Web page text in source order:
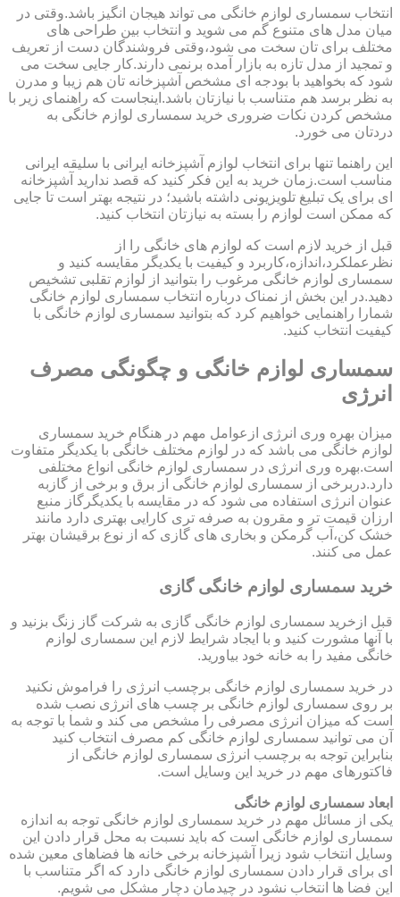
انتخاب سمساری لوازم خانگی می تواند هیجان انگیز باشد.وقتی در
میان مدل های متنوع گم می شوید و انتخاب بین طراحی های
مختلف برای تان سخت می شود،وقتی فروشندگان دست از تعریف
و تمجید از مدل تازه به بازار آمده برنمی دارند.کار جایی سخت می
شود که بخواهید با بودجه ای مشخص آشپزخانه تان هم زیبا و مدرن
به نظر برسد هم متناسب با نیازتان باشد.اینجاست که راهنمای زیر با
مشخص کردن نکات ضروری خرید سمساری لوازم خانگی به
دردتان می خورد.
این راهنما تنها برای انتخاب لوازم آشپزخانه ایرانی با سلیقه ایرانی
مناسب است.زمان خرید به این فکر کنید که قصد ندارید آشپزخانه
ای برای یک تبلیغ تلویزیونی داشته باشید؛ در نتیجه بهتر است تا جایی
که ممکن است لوازم را بسته به نیازتان انتخاب کنید.
قبل از خرید لازم است که لوازم های خانگی را از
نظرعملکرد،اندازه،کاربرد و کیفیت با یکدیگر مقایسه کنید و
سمساری لوازم خانگی مرغوب را بتوانید از لوازم تقلبی تشخیص
دهید.در این بخش از نمناک درباره انتخاب سمساری لوازم خانگی
شمارا راهنمایی خواهیم کرد که بتوانید سمساری لوازم خانگی با
کیفیت انتخاب کنید.
سمساری لوازم خانگی و چگونگی مصرف
انرژی
میزان بهره وری انرژی ازعوامل مهم در هنگام خرید سمساری
لوازم خانگی می باشد که در لوازم مختلف خانگی با یکدیگر متفاوت
است.بهره وری انرژی در سمساری لوازم خانگی انواع مختلفی
دارد.دربرخی از سمساری لوازم خانگی از برق و برخی از گازبه
عنوان انرژی استفاده می شود که در مقایسه با یکدیگرگاز منبع
ارزان قیمت تر و مقرون به صرفه تری کارایی بهتری دارد مانند
خشک کن،آب گرمکن و بخاری های گازی که از نوع برقیشان بهتر
عمل می کنند.
خرید سمساری لوازم خانگی گازی
قبل ازخرید سمساری لوازم خانگی گازی به شرکت گاز زنگ بزنید و
با آنها مشورت کنید و با ایجاد شرایط لازم این سمساری لوازم
خانگی مفید را به خانه خود بیاورید.
در خرید سمساری لوازم خانگی برچسب انرژی را فراموش نکنید
بر روی سمساری لوازم خانگی بر چسب های انرژی نصب شده
است که میزان انرژی مصرفی را مشخص می کند و شما با توجه به
آن می توانید سمساری لوازم خانگی کم مصرف انتخاب کنید
بنابراین توجه به برچسب انرژی سمساری لوازم خانگی از
فاکتورهای مهم در خرید این وسایل است.
ابعاد سمساری لوازم خانگی
یکی از مسائل مهم در خرید سمساری لوازم خانگی توجه به اندازه
سمساری لوازم خانگی است که باید نسبت به محل قرار دادن این
وسایل انتخاب شود زیرا آشپزخانه برخی خانه ها فضاهای معین شده
ای برای قرار دادن سمساری لوازم خانگی دارد که اگر متناسب با
این فضا ها انتخاب نشود در چیدمان دچار مشکل می شویم.